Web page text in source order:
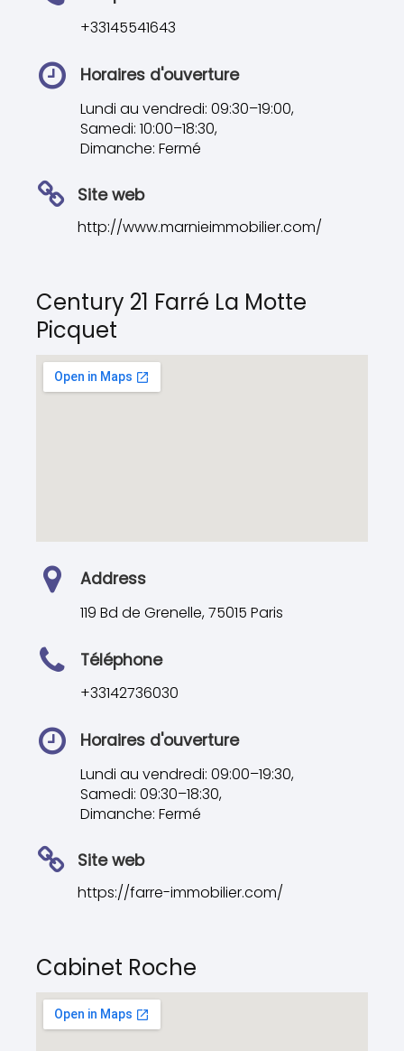
+33145541643
Horaires d'ouverture
Lundi au vendredi: 09:30–19:00,
Samedi: 10:00–18:30,
Dimanche: Fermé
Site web
http://www.marnieimmobilier.com/
Century 21 Farré La Motte
Picquet
Address
119 Bd de Grenelle, 75015 Paris
Téléphone
+33142736030
Horaires d'ouverture
Lundi au vendredi: 09:00–19:30,
Samedi: 09:30–18:30,
Dimanche: Fermé
Site web
https://farre-immobilier.com/
Cabinet Roche